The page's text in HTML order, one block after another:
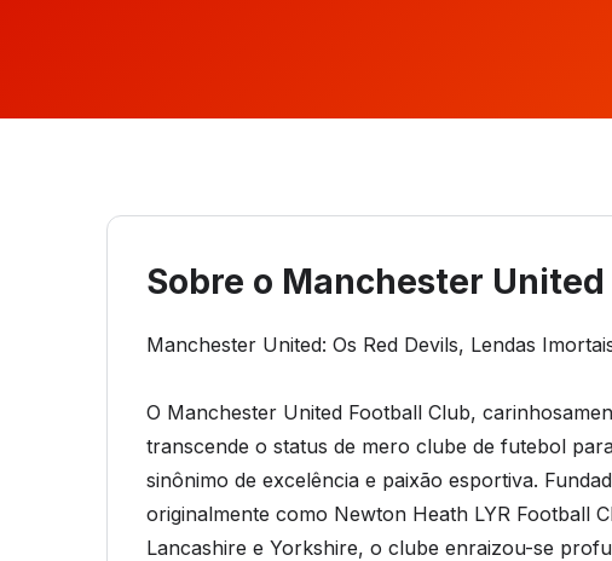
Sobre o Manchester United
Manchester United: Os Red Devils, Lendas
O Manchester United Football Club,
transcende o status de mero clube de futebol
sinônimo de excelência e paixão esportiva.
originalmente como Newton Heath LYR Football
Lancashire e Yorkshire, o clube enraizou-se